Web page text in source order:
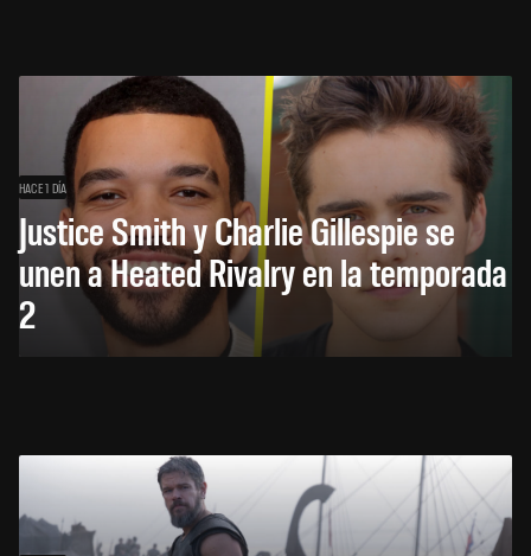
HACE 1 DÍA
Justice Smith y Charlie Gillespie se
unen a Heated Rivalry en la temporada
2